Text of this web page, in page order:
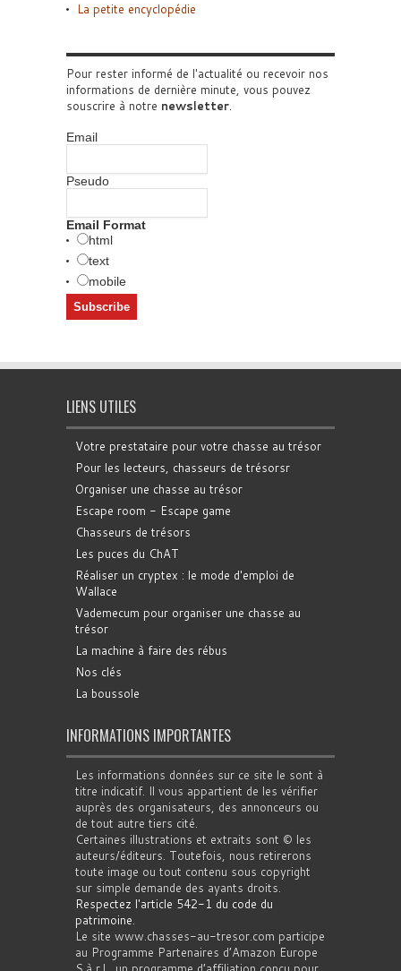
La petite encyclopédie
Pour rester informé de l'actualité ou recevoir nos
informations de dernière minute, vous pouvez
souscrire à notre newsletter.
Email
Pseudo
Email Format
html
text
mobile
LIENS UTILES
Votre prestataire pour votre chasse au trésor
Pour les lecteurs, chasseurs de trésorsr
Organiser une chasse au trésor
Escape room - Escape game
Chasseurs de trésors
Les puces du ChAT
Réaliser un cryptex : le mode d'emploi de
Wallace
Vademecum pour organiser une chasse au
trésor
La machine à faire des rébus
Nos clés
La boussole
INFORMATIONS IMPORTANTES
Les informations données sur ce site le sont à
titre indicatif. Il vous appartient de les vérifier
auprès des organisateurs, des annonceurs ou
de tout autre tiers cité.
Certaines illustrations et extraits sont © les
auteurs/éditeurs. Toutefois, nous retirerons
toute image ou tout contenu sous copyright
sur simple demande des ayants droits.
Respectez l'article 542-1 du code du
patrimoine.
Le site www.chasses-au-tresor.com participe
au Programme Partenaires d’Amazon Europe